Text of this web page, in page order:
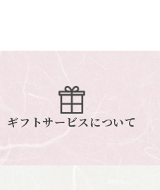
ギフトサービスについて